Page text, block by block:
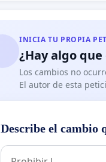
INICIA TU PROPIA
¿Hay algo
Los cambios no
El autor de esta
Describe el cambio